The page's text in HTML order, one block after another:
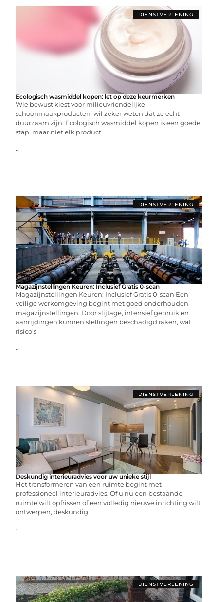
DIENSTVERLENING
Ecologisch wasmiddel kopen: let op deze keurmerken
Wie bewust kiest voor milieuvriendelijke
schoonmaakproducten, wil zeker weten dat ze echt
duurzaam zijn. Ecologisch wasmiddel kopen is een goede
stap, maar niet elk product
...
DIENSTVERLENING
Magazijnstellingen Keuren: Inclusief Gratis 0-scan
Magazijnstellingen Keuren: Inclusief Gratis 0-scan Een
veilige werkomgeving begint met goed onderhouden
magazijnstellingen. Door slijtage, intensief gebruik en
aanrijdingen kunnen stellingen beschadigd raken, wat
risico’s
...
DIENSTVERLENING
Deskundig interieuradvies voor uw unieke stijl
Het transformeren van een ruimte begint met
professioneel interieuradvies. Of u nu een bestaande
ruimte wilt opfrissen of een volledig nieuwe inrichting wilt
ontwerpen, deskundig
...
DIENSTVERLENING